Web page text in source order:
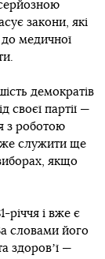
закони, які
медичної
демократів
своєї партії —
з роботою
служити ще
якщо
річчя і вже є
словами його
здоровʼї —